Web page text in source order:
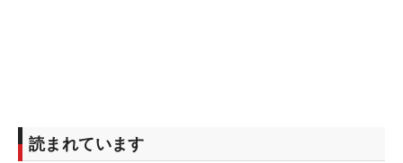
原田：まぁ雰囲気？
不動：そうですね。ここなら相性よさそうとか…。
読まれています